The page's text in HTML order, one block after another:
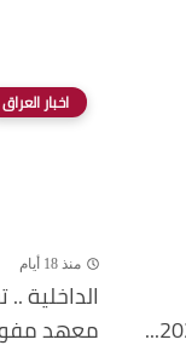
اخبار العراق
منذ 18 أيام
الداخلية
معهد